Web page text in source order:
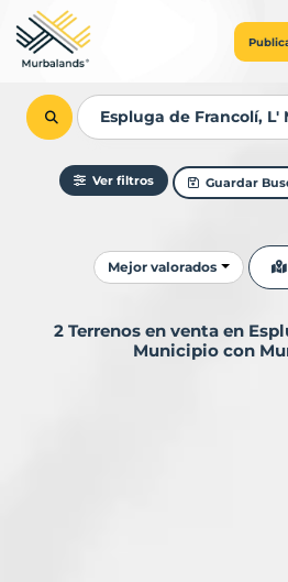
Ver filtros Guardar
Ordenar resultados
Mejor valorados
2 Terrenos en venta en
Municipio con